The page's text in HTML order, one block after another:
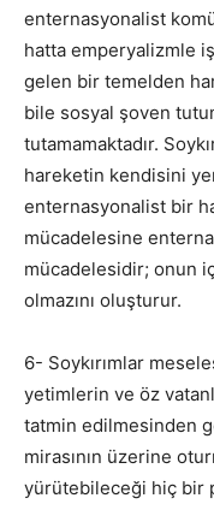
enternasyonalist
hatta emperyalizmle
gelen bir temelden
bile sosyal şoven
tutamamaktadır.
hareketin kendisini
enternasyonalist bir
mücadelesine
mücadelesidir; onun
olmazını oluşturur.
6- Soykırımlar
yetimlerin ve öz
tatmin edilmesinden
mirasının üzerine
yürütebileceği hiç bir